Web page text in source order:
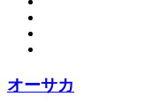
オーサカ